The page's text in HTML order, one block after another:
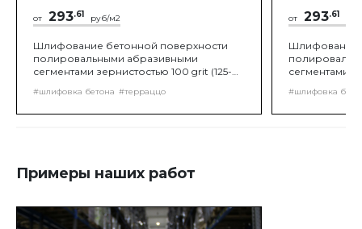
от 293.61 руб/м2
Шлифование бетонной поверхности
полировальными абразивными
сегментами зернистостью 100 grit (125-
или планетарных шлифовальных машин,
#шлифовка бетона #терраццо
от 293.61
Шлифование
сегментами
или
#шлифовка
Примеры наших работ